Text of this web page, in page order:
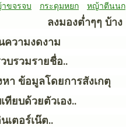
ขจรจบ กระดุมหยก หญ้าตีนนก
ลงมองต่ำๆๆ บ้าง
ความงดงาม
บรวมรายชื่อ..
หา ข้อมูลโดยการสังเกตุ
ทียบด้วยตัวเอง..
เตอร์เน๊ต..